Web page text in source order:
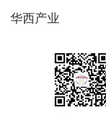
华西产业